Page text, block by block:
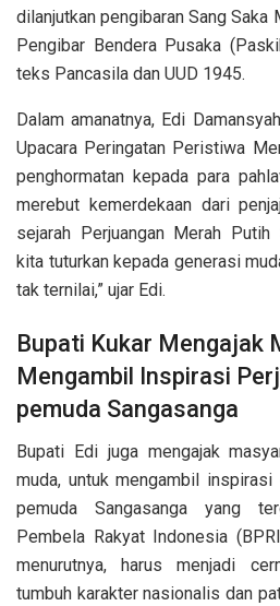
dilanjutkan pengibaran Sang Saka
Pengibar Bendera Pusaka
teks Pancasila dan UUD 1945.
Dalam amanatnya, Edi
Upacara Peringatan Peristiwa
penghormatan kepada para
merebut kemerdekaan dari
sejarah Perjuangan Merah
kita tuturkan kepada generasi
tak ternilai,” ujar Edi.
Bupati Kukar Mengajak
Mengambil Inspirasi
pemuda Sangasanga
Bupati Edi juga mengajak
muda, untuk mengambil inspirasi
pemuda Sangasanga yang
Pembela Rakyat Indonesia
menurutnya, harus menjadi
tumbuh karakter nasionalis dan